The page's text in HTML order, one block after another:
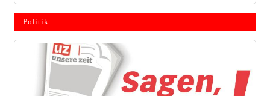
Politik